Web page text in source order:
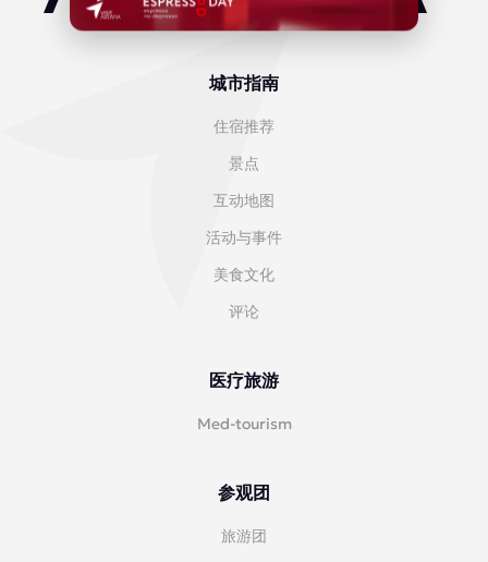
城市指南
住宿推荐
景点
互动地图
活动与事件
美食文化
评论
医疗旅游
Med-tourism
参观团
旅游团